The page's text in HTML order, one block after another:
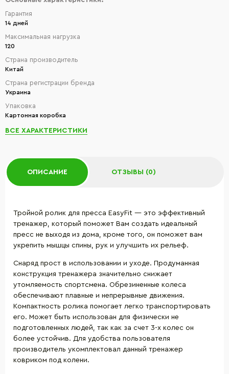
Гарантия
14 дней
Максимальная нагрузка
120
Страна производитель
Китай
Страна регистрации бренда
Украина
Упаковка
Картонная коробка
ВСЕ ХАРАКТЕРИСТИКИ
ОПИСАНИЕ ОТЗЫВЫ (0)
Тройной ролик для пресса EasyFit — это эффективный
тренажер, который поможет Вам создать идеальный
пресс не выходя из дома, кроме того, он поможет вам
укрепить мышцы спины, рук и улучшить их рельеф.
Снаряд прост в использовании и уходе. Продуманная
конструкция тренажера значительно снижает
утомляемость спортсмена. Обрезиненные колеса
обеспечивают плавные и непрерывные движения.
Компактность ролика помогает легко транспортировать
его. Может быть использован для физически не
подготовленных людей, так как за счет 3-х колес он
более устойчив. Для удобства пользователя
производитель укомплектовал данный тренажер
ковриком под колени.